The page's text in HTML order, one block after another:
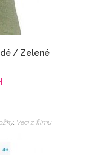
/ Zelené
, Veci z filmu